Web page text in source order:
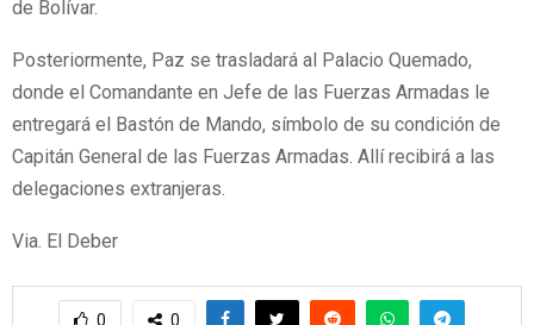
de Bolívar.
Posteriormente, Paz se trasladará al Palacio Quemado,
donde el Comandante en Jefe de las Fuerzas Armadas le
entregará el Bastón de Mando, símbolo de su condición de
Capitán General de las Fuerzas Armadas. Allí recibirá a las
delegaciones extranjeras.
Via. El Deber
0 0